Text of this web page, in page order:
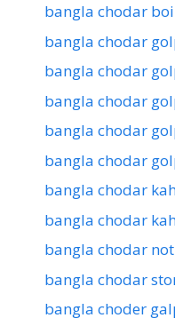
bangla chodar boi
bangla chodar
bangla chodar
bangla chodar
bangla chodar
bangla chodar
bangla chodar
bangla chodar
bangla chodar
bangla chodar
bangla choder